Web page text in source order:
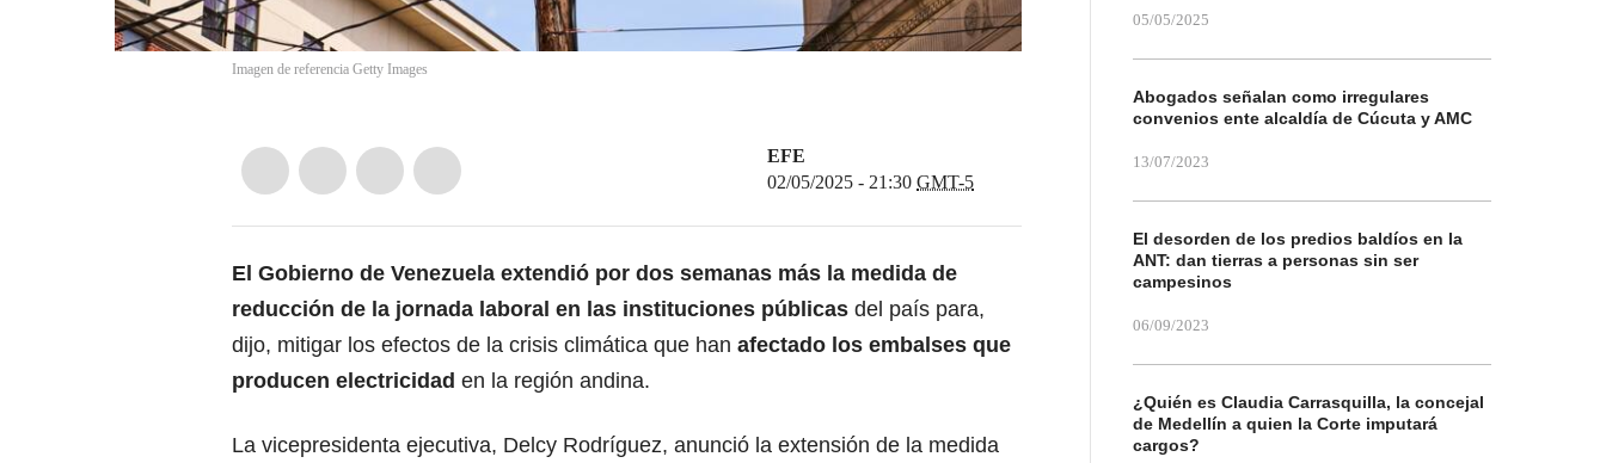
Imagen de referencia Getty Images
EFE
02/05/2025 - 21:30 GMT-5
El Gobierno de Venezuela extendió por dos semanas más la medida de
reducción de la jornada laboral en las instituciones públicas del país para,
dijo, mitigar los efectos de la crisis climática que han afectado los embalses que
producen electricidad en la región andina.
La vicepresidenta ejecutiva, Delcy Rodríguez, anunció la extensión de la medida
05/05/2025
Abogados señalan como irregulares
convenios ente alcaldía de Cúcuta y AMC
13/07/2023
El desorden de los predios baldíos en la
ANT: dan tierras a personas sin ser
campesinos
06/09/2023
¿Quién es Claudia Carrasquilla, la concejal
de Medellín a quien la Corte imputará
cargos?